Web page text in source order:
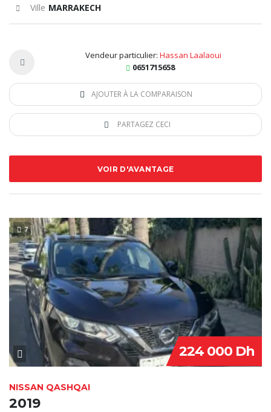
Ville MARRAKECH
Vendeur particulier: Hassan Laalaoui
0651715658
AJOUTER À LA COMPARAISON
PARTAGEZ CECI
VOIR D'AVANTAGE
7
224 000 Dh
NISSAN QASHQAI
2019